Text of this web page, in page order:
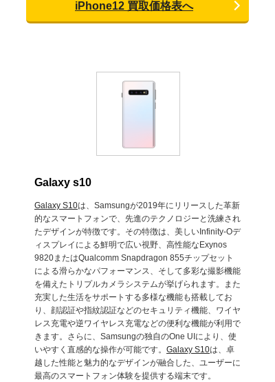
iPhone12 買取価格表へ
Galaxy s10
Galaxy S10は、Samsungが2019年にリリースした革新
的なスマートフォンで、先進のテクノロジーと洗練され
たデザインが特徴です。その特徴は、美しいInfinity-Oデ
ィスプレイによる鮮明で広い視野、高性能なExynos
9820またはQualcomm Snapdragon 855チップセット
による滑らかなパフォーマンス、そして多彩な撮影機能
を備えたトリプルカメラシステムが挙げられます。また
充実した生活をサポートする多様な機能も搭載してお
り、顔認証や指紋認証などのセキュリティ機能、ワイヤ
レス充電や逆ワイヤレス充電などの便利な機能が利用で
きます。さらに、Samsungの独自のOne UIにより、使
いやすく直感的な操作が可能です。 Galaxy S10は、卓
越した性能と魅力的なデザインが融合した、ユーザーに
最高のスマートフォン体験を提供する端末です。